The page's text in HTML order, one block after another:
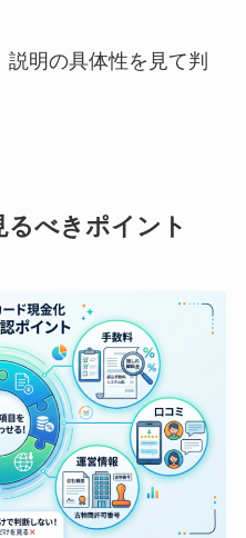
明の具体性を見て判
べきポイント